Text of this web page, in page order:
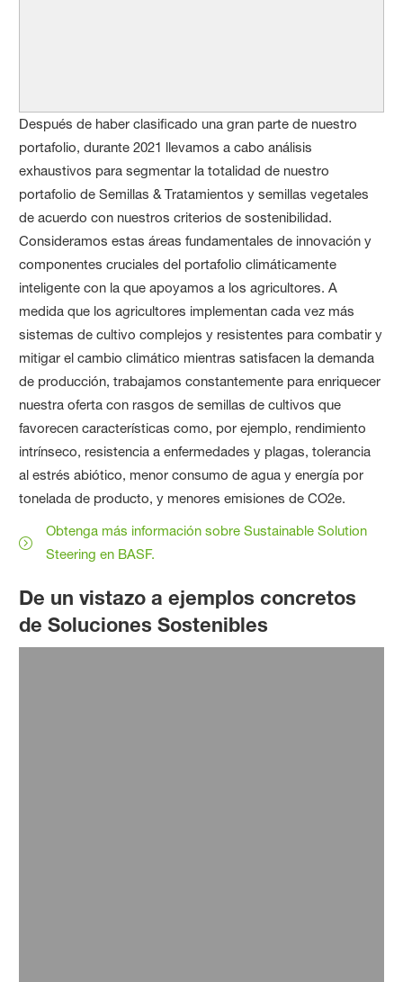
Después de haber clasificado una gran parte de nuestro
portafolio, durante 2021 llevamos a cabo análisis
exhaustivos para segmentar la totalidad de nuestro
portafolio de Semillas & Tratamientos y semillas vegetales
de acuerdo con nuestros criterios de sostenibilidad.
Consideramos estas áreas fundamentales de innovación y
componentes cruciales del portafolio climáticamente
inteligente con la que apoyamos a los agricultores. A
medida que los agricultores implementan cada vez más
sistemas de cultivo complejos y resistentes para combatir y
mitigar el cambio climático mientras satisfacen la demanda
de producción, trabajamos constantemente para enriquecer
nuestra oferta con rasgos de semillas de cultivos que
favorecen características como, por ejemplo, rendimiento
intrínseco, resistencia a enfermedades y plagas, tolerancia
al estrés abiótico, menor consumo de agua y energía por
tonelada de producto, y menores emisiones de CO2e.
Obtenga más información sobre Sustainable Solution
Steering en BASF.
De un vistazo a ejemplos concretos
de Soluciones Sostenibles